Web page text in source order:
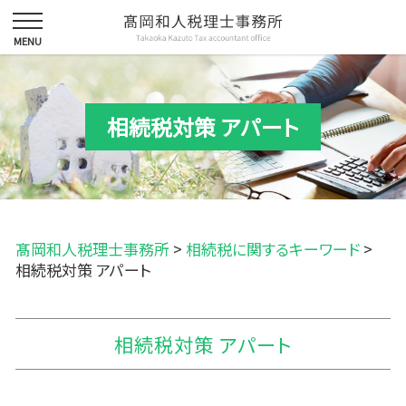
相続税対策 アパート
髙岡和人税理士事務所 > 相続税に関するキーワード >
相続税対策 アパート
相続税対策 アパート